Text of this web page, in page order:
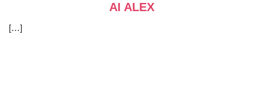
AI ALEX
[…]